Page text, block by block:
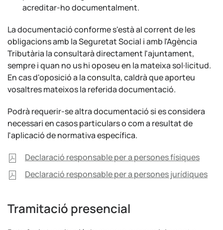
acreditar-ho documentalment.
La documentació conforme s'està al corrent de les
obligacions amb la Seguretat Social i amb l'Agència
Tributària la consultarà directament l'ajuntament,
sempre i quan no us hi oposeu en la mateixa sol·licitud.
En cas d'oposició a la consulta, caldrà que aporteu
vosaltres mateixos la referida documentació.
Podrà requerir-se altra documentació si es considera
necessari en casos particulars o com a resultat de
l'aplicació de normativa específica.
Declaració responsable per a persones físiques
Declaració responsable per a persones jurídiques
Tramitació presencial